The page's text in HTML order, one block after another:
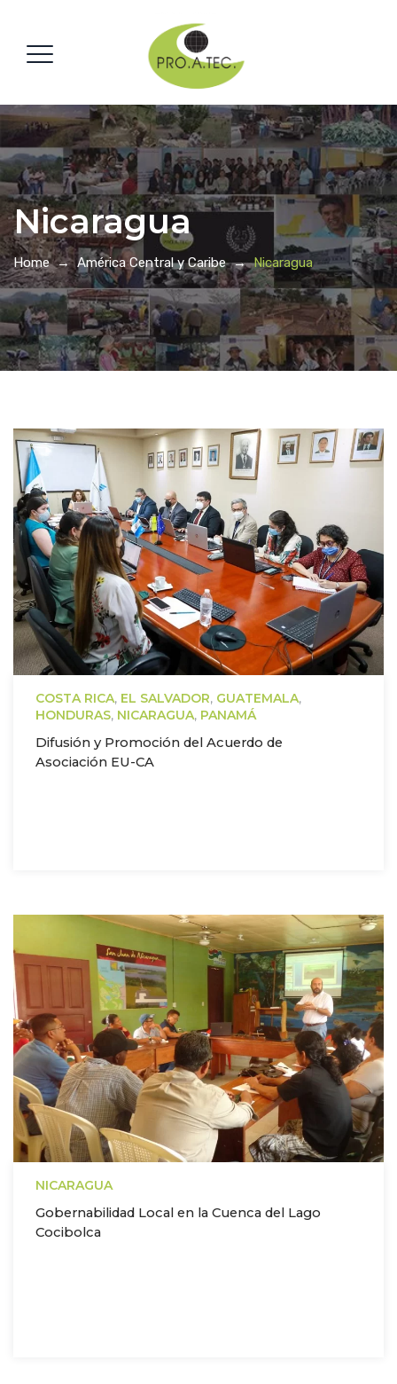
Nicaragua
Home→América Central y Caribe→Nicaragua
COSTA RICA, EL SALVADOR, GUATEMALA,
HONDURAS, NICARAGUA, PANAMÁ
Difusión y Promoción del Acuerdo de
Asociación EU-CA
NICARAGUA
Gobernabilidad Local en la Cuenca del Lago
Cocibolca